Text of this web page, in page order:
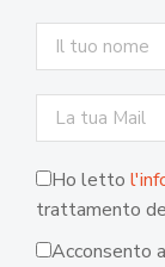
Ho letto
trattamento
Acconsento